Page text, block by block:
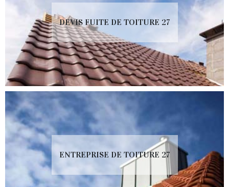
DEVIS FUITE DE TOITURE 27
ENTREPRISE DE TOITURE 27